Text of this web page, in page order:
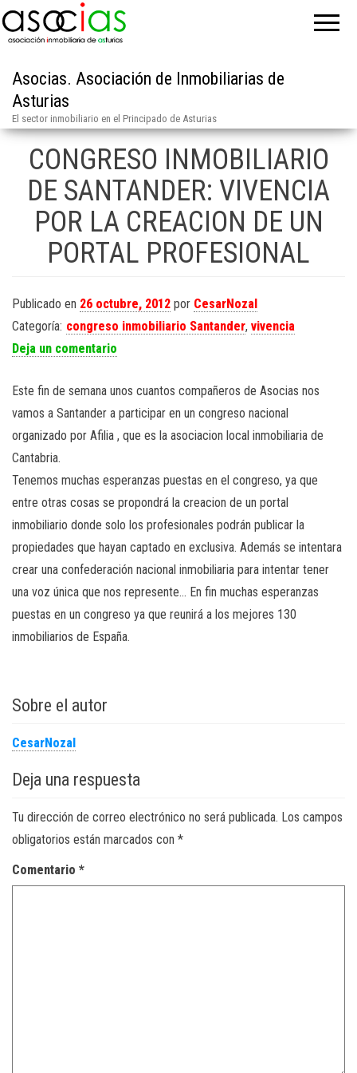
Asocias. Asociación de Inmobiliarias de
Asturias
El sector inmobiliario en el Principado de Asturias
CONGRESO INMOBILIARIO
DE SANTANDER: VIVENCIA
POR LA CREACION DE UN
PORTAL PROFESIONAL
Publicado en 26 octubre, 2012 por CesarNozal
Categoría: congreso inmobiliario Santander, vivencia
Deja un comentario
Este fin de semana unos cuantos compañeros de Asocias nos
vamos a Santander a participar en un congreso nacional
organizado por Afilia , que es la asociacion local inmobiliaria de
Cantabria.
Tenemos muchas esperanzas puestas en el congreso, ya que
entre otras cosas se propondrá la creacion de un portal
inmobiliario donde solo los profesionales podrán publicar la
propiedades que hayan captado en exclusiva. Además se intentara
crear una confederación nacional inmobiliaria para intentar tener
una voz única que nos represente… En fin muchas esperanzas
puestas en un congreso ya que reunirá a los mejores 130
inmobiliarios de España.
Sobre el autor
CesarNozal
Deja una respuesta
Tu dirección de correo electrónico no será publicada. Los campos
obligatorios están marcados con *
Comentario *